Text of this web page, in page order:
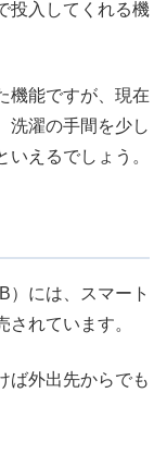
投入してくれる機
機能ですが、現在
洗濯の手間を少し
えるでしょう。
）には、スマート
れています。
ば外出先からでも